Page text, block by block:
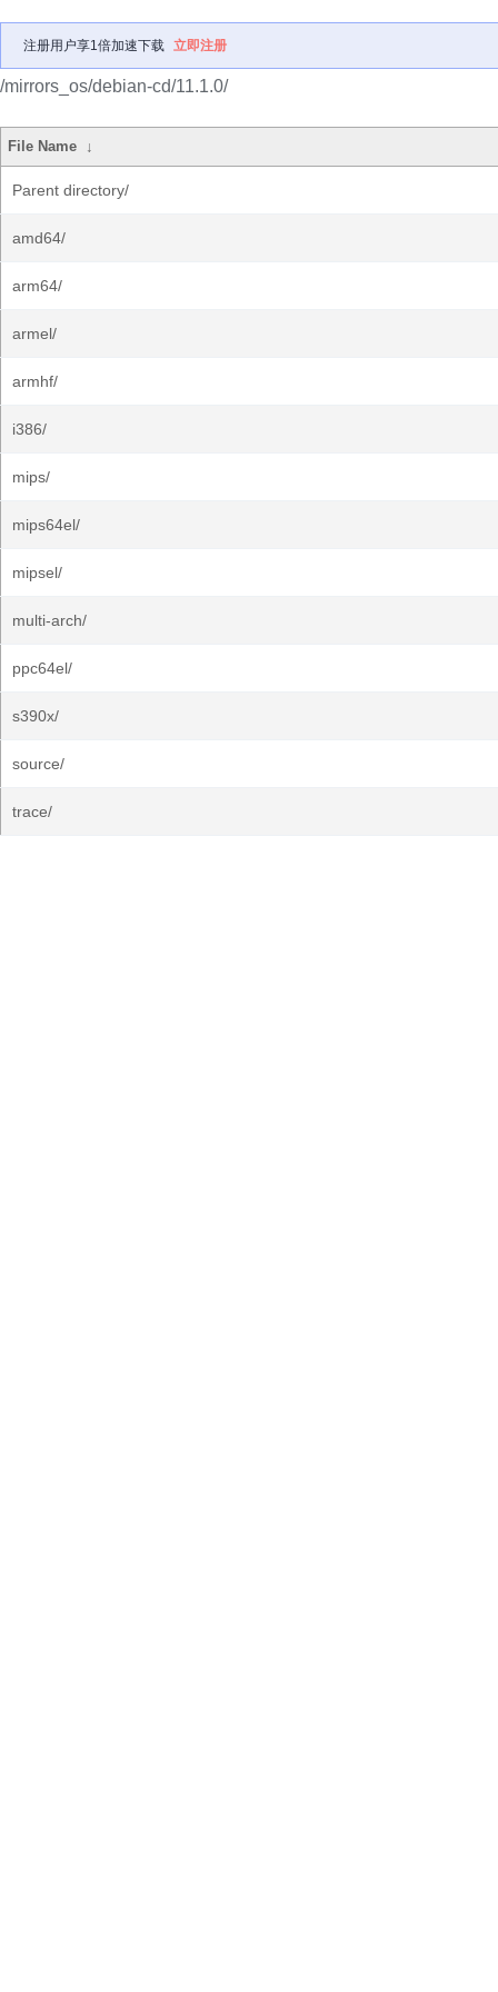
注册用户享1倍加速下载 立即注册
/mirrors_os/debian-cd/11.1.0/
File Name ↓
Parent directory/
amd64/
arm64/
armel/
armhf/
i386/
mips/
mips64el/
mipsel/
multi-arch/
ppc64el/
s390x/
source/
trace/